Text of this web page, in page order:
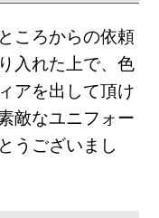
ころからの依頼
入れた上で、色
アを出して頂け
敵なユニフォー
うございまし